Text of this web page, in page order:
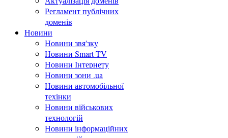
Регламент публічних
доменів
Новини
Новини звя'зку
Новини Smart TV
Новини Інтернету
Новини зони .ua
Новини автомобільної
техінки
Новини військових
технологій
Новини інформаційних